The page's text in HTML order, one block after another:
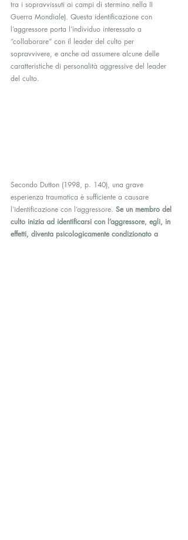
tra i sopravvissuti ai campi di stermino nella II
Guerra Mondiale). Questa identificazione con
l’aggressore porta l’individuo interessato a
“collaborare” con il leader del culto per
sopravvivere, e anche ad assumere alcune delle
caratteristiche di personalità aggressive del leader
del culto.
Secondo Dutton (1998, p. 140), una grave
esperienza traumatica è sufficiente a causare
l’identificazione con l’aggressore. Se un membro del
culto inizia ad identificarsi con l’aggressore, egli, in
effetti, diventa psicologicamente condizionato a